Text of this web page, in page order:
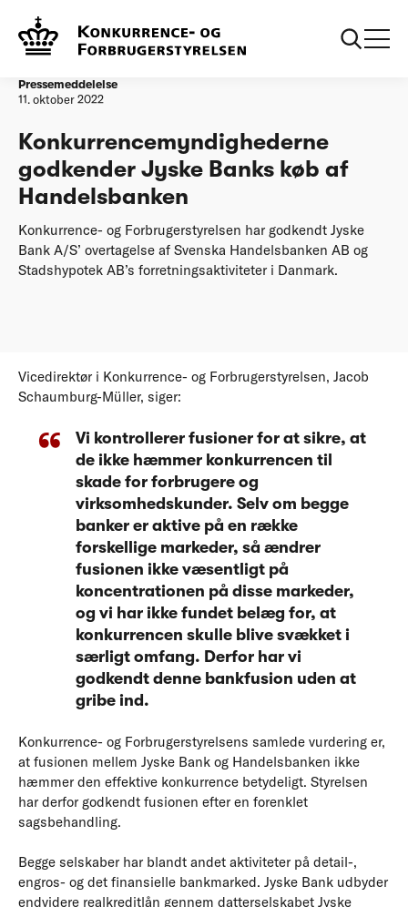
Forside
Handelsbanken
Pressemeddelelse
11. oktober 2022
Konkurrencemyndighederne
godkender Jyske Banks køb af
Handelsbanken
Konkurrence- og Forbrugerstyrelsen har godkendt Jyske
Bank A/S’ overtagelse af Svenska Handelsbanken AB og
Stadshypotek AB’s forretningsaktiviteter i Danmark.
Vicedirektør i Konkurrence- og Forbrugerstyrelsen, Jacob
Schaumburg-Müller, siger:
Vi kontrollerer fusioner for at sikre, at
de ikke hæmmer konkurrencen til
skade for forbrugere og
virksomhedskunder. Selv om begge
banker er aktive på en række
forskellige markeder, så ændrer
fusionen ikke væsentligt på
koncentrationen på disse markeder,
og vi har ikke fundet belæg for, at
konkurrencen skulle blive svækket i
særligt omfang. Derfor har vi
godkendt denne bankfusion uden at
gribe ind.
Konkurrence- og Forbrugerstyrelsens samlede vurdering er,
at fusionen mellem Jyske Bank og Handelsbanken ikke
hæmmer den effektive konkurrence betydeligt. Styrelsen
har derfor godkendt fusionen efter en forenklet
sagsbehandling.
Begge selskaber har blandt andet aktiviteter på detail-,
engros- og det finansielle bankmarked. Jyske Bank udbyder
endvidere realkreditlån gennem datterselskabet Jyske